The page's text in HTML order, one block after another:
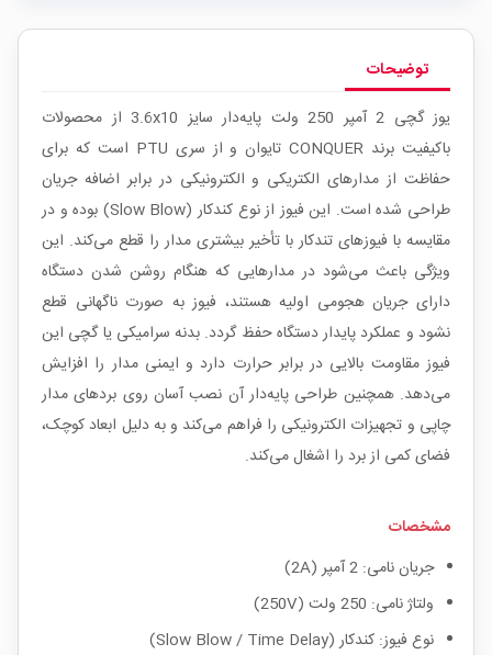
توضیحات
یوز گچی 2 آمپر 250 ولت پایه‌دار سایز 3.6x10 از محصولات
باکیفیت برند CONQUER تایوان و از سری PTU است که برای
حفاظت از مدارهای الکتریکی و الکترونیکی در برابر اضافه جریان
طراحی شده است. این فیوز از نوع کندکار (Slow Blow) بوده و در
مقایسه با فیوزهای تندکار با تأخیر بیشتری مدار را قطع می‌کند. این
ویژگی باعث می‌شود در مدارهایی که هنگام روشن شدن دستگاه
دارای جریان هجومی اولیه هستند، فیوز به صورت ناگهانی قطع
نشود و عملکرد پایدار دستگاه حفظ گردد. بدنه سرامیکی یا گچی این
فیوز مقاومت بالایی در برابر حرارت دارد و ایمنی مدار را افزایش
می‌دهد. همچنین طراحی پایه‌دار آن نصب آسان روی بردهای مدار
چاپی و تجهیزات الکترونیکی را فراهم می‌کند و به دلیل ابعاد کوچک،
فضای کمی از برد را اشغال می‌کند.
مشخصات
جریان نامی: 2 آمپر (2A)
ولتاژ نامی: 250 ولت (250V)
نوع فیوز: کندکار (Slow Blow / Time Delay)